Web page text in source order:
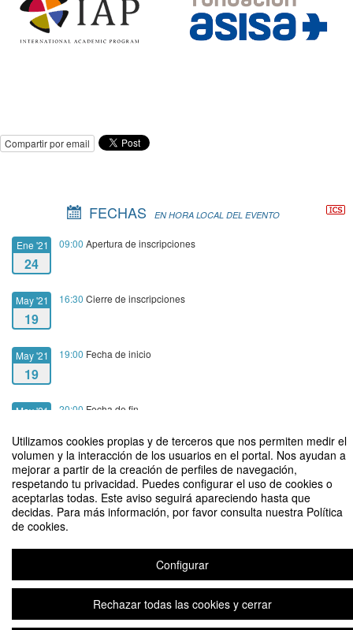
Utilizamos cookies propias y de terceros que nos permiten medir el
volumen y la interacción de los usuarios en el portal. Nos ayudan a
mejorar a partir de la creación de perfiles de navegación,
respetando tu privacidad. Puedes configurar el uso de cookies o
aceptarlas todas. Este aviso seguirá apareciendo hasta que
decidas. Para más información, por favor consulta nuestra Política
de cookies.
Configurar
Rechazar todas las cookies y cerrar
Compartir por email
FECHAS EN HORA LOCAL DEL EVENTO
Ene '21
24
09:00 Apertura de inscripciones
May '21
19
16:30 Cierre de inscripciones
May '21
19
19:00 Fecha de inicio
May '21 20:00 Fecha de fin
Investigación en un contexto de pandemia
Aviso legal|Contacto
Plataforma de organización de eventos Symposium
Copyright © 2026